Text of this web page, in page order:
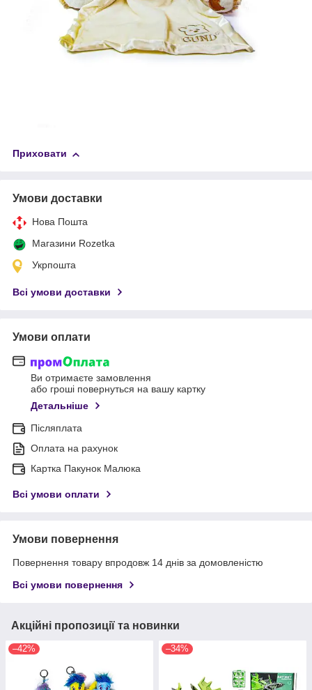
Приховати
Умови доставки
Нова Пошта
Магазини Rozetka
Укрпошта
Всі умови доставки
Умови оплати
Ви отримаєте замовлення
або гроші повернуться на вашу картку
Детальніше
Післяплата
Оплата на рахунок
Картка Пакунок Малюка
Всі умови оплати
Умови повернення
Повернення товару впродовж 14 днів за домовленістю
Всі умови повернення
Акційні пропозиції та новинки
–42% –34%